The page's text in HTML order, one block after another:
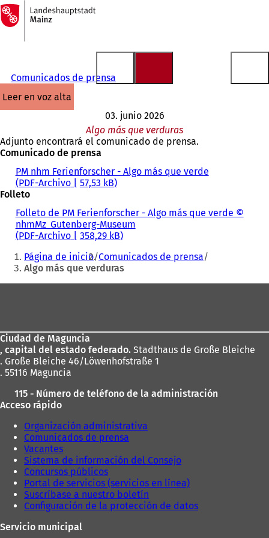
Saltar al contenido
A
la
página
Comunicados de prensa
leer en voz alta
03. junio 2026
Algo más que verduras
Adjunto encontrará el comunicado de prensa.
Comunicado de prensa
PM nhm Ferienforscher - Algo más que verde
PDF-Archivo
57,53 kB
Folleto
Folleto de PM Ferienforscher - Algo más que verde ©
nhmMz_Gutenberg-Museum
PDF-Archivo 358,29 kB
Estás
aquí:
Página de inicio Comunicados de prensa
Algo más que verduras
pies
Ciudad de Maguncia
, capital del estado federado. Stadthaus de Große Bleiche
. Große Bleiche 46/Löwenhofstraße 1
. 55116 Maguncia
115 - Número de teléfono de la administración
Acceso rápido
Organización administrativa
Comunicados de prensa
Vacantes
Sistema de información del Consejo
Concursos públicos
Portal de servicios (servicios en línea)
Suscríbase a nuestro boletín
Configuración de la protección de datos
Servicio municipal